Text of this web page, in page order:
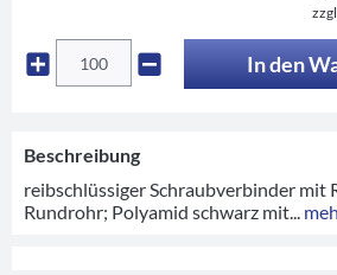
In den
Beschreibung
reibschlüssiger Schraubverbinder mit
Rundrohr; Polyamid schwarz mit...